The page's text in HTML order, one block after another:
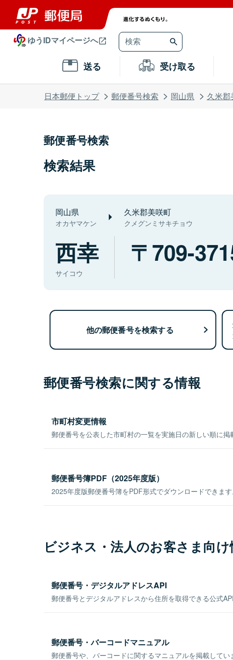
ゆうIDマイページへ
送る 受け取る
日本郵便トップ 郵便番号検索 岡山県 久米
郵便番号検索
検索結果
岡山県
オカヤマケン
久米郡美咲町
クメグンミサキチョウ
西幸
サイコウ
709-
他の郵便番号を検索する
郵便番号検索に関する情報
市町村変更情報
郵便番号を公表した市町村の一覧を実施日の新しい順に掲
郵便番号簿PDF（2025年度版）
2025年度版郵便番号簿をPDF形式でダウンロードできます
ビジネス・法人のお客さま向け
郵便番号・デジタルアドレスAPI
郵便番号とデジタルアドレスから住所を取得できる公式API
郵便番号・バーコードマニュアル
郵便番号や、バーコードに関するマニュアルを掲載してい